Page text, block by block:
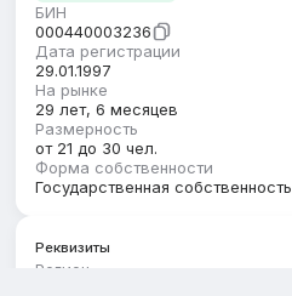
БИН
000440003236
Дата регистрации
29.01.1997
На рынке
29 лет, 6 месяцев
Размерность
от 21 до 30 чел.
Форма собственности
Государственная собственность
Реквизиты
Регион